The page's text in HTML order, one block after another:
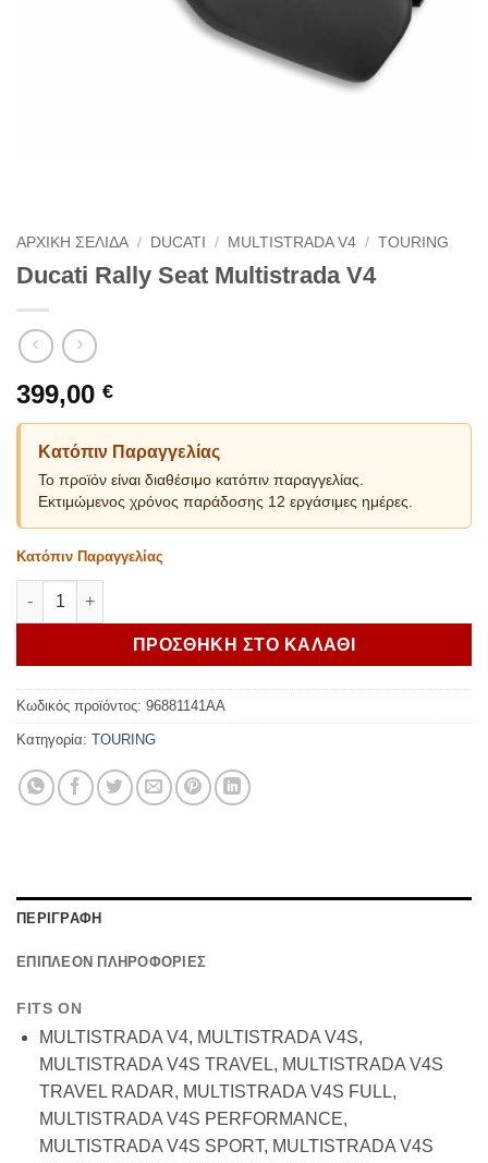
ΑΡΧΙΚΗ ΣΕΛΙΔΑ / DUCATI / MULTISTRADA V4 / TOURING
Ducati Rally Seat Multistrada V4
399,00 €
Κατόπιν Παραγγελίας
Το προϊόν είναι διαθέσιμο κατόπιν παραγγελίας.
Εκτιμώμενος χρόνος παράδοσης 12 εργάσιμες ημέρες.
Κατόπιν Παραγγελίας
Ducati Rally Seat Multistrada V4 ποσότητα
ΠΡΟΣΘΗΚΗ ΣΤΟ ΚΑΛΑΘΙ
Κωδικός προϊόντος: 96881141AA
Κατηγορία: TOURING
ΠΕΡΙΓΡΑΦΗ
ΕΠΙΠΛΕΟΝ ΠΛΗΡΟΦΟΡΙΕΣ
FITS ON
MULTISTRADA V4, MULTISTRADA V4S,
MULTISTRADA V4S TRAVEL, MULTISTRADA V4S
TRAVEL RADAR, MULTISTRADA V4S FULL,
MULTISTRADA V4S PERFORMANCE,
MULTISTRADA V4S SPORT, MULTISTRADA V4S